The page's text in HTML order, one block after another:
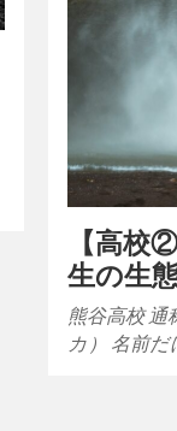
【高校
生の生
熊谷高校 通
カ） 名前